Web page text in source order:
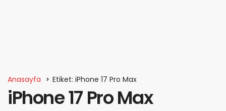
Anasayfa Etiket: iPhone 17 Pro Max
iPhone 17 Pro Max